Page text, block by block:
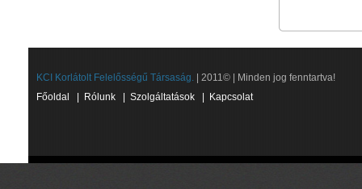
KCI Korlátolt Felelősségű Társaság. | 2011© | Minden jog fenntartva!
Főoldal
Rólunk Szolgáltatások Kapcsolat